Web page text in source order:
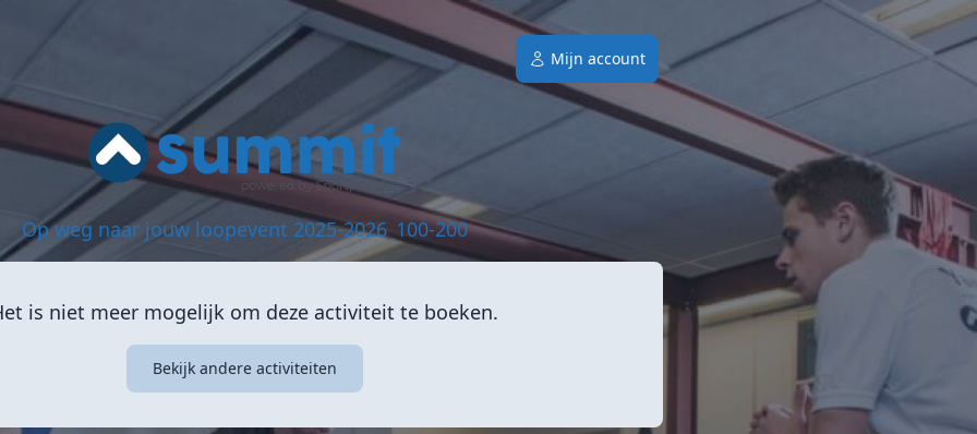
Mijn account
Op weg naar jouw loopevent 2025-2026_100-200
is niet meer mogelijk om deze activiteit te boeken.
Bekijk andere activiteiten